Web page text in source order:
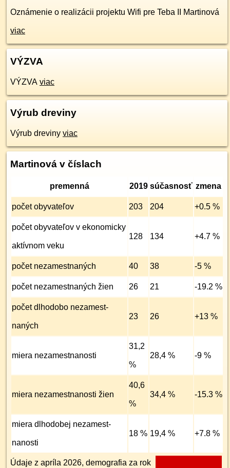
Oznámenie o realizácii projektu Wifi pre Teba II Martinová
viac
VÝZVA
VÝZVA viac
Výrub dreviny
Výrub dreviny viac
Martinová v číslach
premenná 2019 súčasnosť zmena
počet obyvateľov 203 204 +0.5 %
počet obyvateľov v ekonomicky
aktívnom veku
128 134 +4.7 %
počet nezamest­naných 40 38 -5 %
počet nezamest­naných žien 26 21 -19.2 %
počet dlhodobo nezamest­
naných
23 26 +13 %
miera nezamest­nanosti
31,2
%
28,4 % -9 %
miera nezamest­nanosti žien
40,6
%
34,4 % -15.3 %
miera dlhodobej nezamest­
nanosti
18 % 19,4 % +7.8 %
Údaje z apríla 2026, demografia za rok